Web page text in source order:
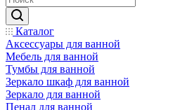
Каталог
Аксессуары для ванной
Мебель для ванной
Тумбы для ванной
Зеркало шкаф для ванной
Зеркало для ванной
Пенал для ванной